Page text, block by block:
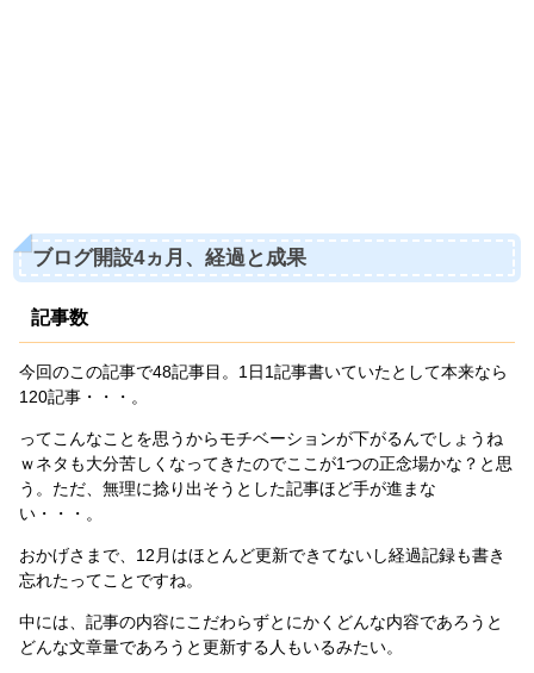
ブログ開設4ヵ月、経過と成果
記事数
今回のこの記事で48記事目。1日1記事書いていたとして本来なら
120記事・・・。
ってこんなことを思うからモチベーションが下がるんでしょうね
ｗネタも大分苦しくなってきたのでここが1つの正念場かな？と思
う。ただ、無理に捻り出そうとした記事ほど手が進まな
い・・・。
おかげさまで、12月はほとんど更新できてないし経過記録も書き
忘れたってことですね。
中には、記事の内容にこだわらずとにかくどんな内容であろうと
どんな文章量であろうと更新する人もいるみたい。